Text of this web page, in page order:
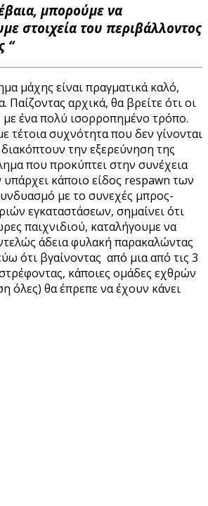
μπορούμε να
στοιχεία του περιβάλλοντος
“
μάχης είναι πραγματικά καλό,
Παίζοντας αρχικά, θα βρείτε ότι οι
ένα πολύ ισορροπημένο τρόπο.
τέτοια συχνότητα που δεν γίνονται
την εξερεύνηση της
που προκύπτει στην συνέχεια
υπάρχει κάποιο είδος respawn των
με το συνεχές μπρος-
εγκαταστάσεων, σημαίνει ότι
παιχνιδιού, καταλήγουμε να
άδεια φυλακή παρακαλώντας
ότι βγαίνοντας από μια από τις 3
κάποιες ομάδες εχθρών
όλες) θα έπρεπε να έχουν κάνει